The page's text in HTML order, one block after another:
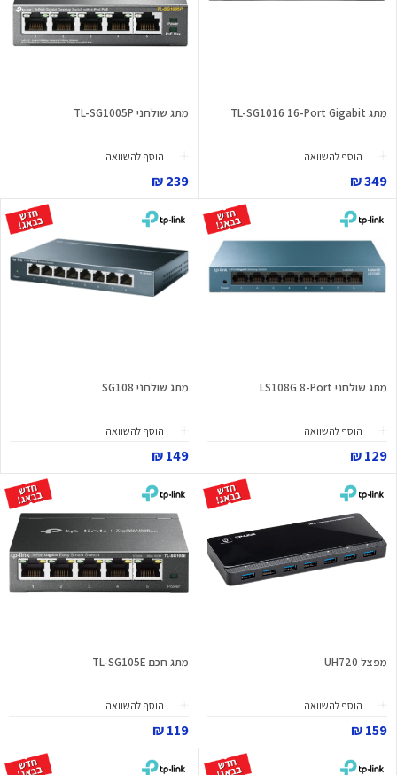
מתג TL-SG1016 16-Port Gigabit
הוסף להשוואה
349 ₪
מתג שולחני TL-SG1005P
הוסף להשוואה
239 ₪
מתג שולחני LS108G 8-Port
הוסף להשוואה
129 ₪
מתג שולחני SG108
הוסף להשוואה
149 ₪
מפצל UH720
הוסף להשוואה
159 ₪
מתג חכם TL-SG105E
הוסף להשוואה
119 ₪